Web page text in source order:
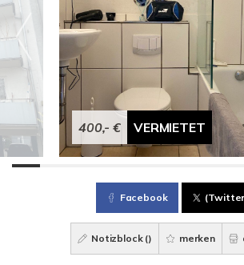
400,- € VERMIETET
Facebook
Notizblock () merken